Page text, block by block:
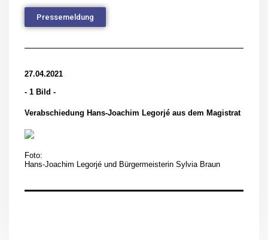
Pressemeldung
27.04.2021
- 1 Bild -
Verabschiedung Hans-Joachim Legorjé aus dem Magistrat
Foto:
Hans-Joachim Legorjé und Bürgermeisterin Sylvia Braun